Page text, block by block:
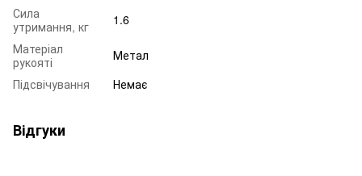
Сила
утримання, кг
1.6
Матеріал
рукояті
Метал
Підсвічування
Немає
Відгуки